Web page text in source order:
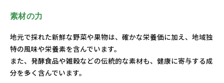
素材の力
地元で採れた新鮮な野菜や果物は、確かな栄養価に加え、地域独
特の風味や栄養素を含んでいます。
また、発酵食品や雑穀などの伝統的な素材も、健康に寄与する成
分を多く含んでいます。